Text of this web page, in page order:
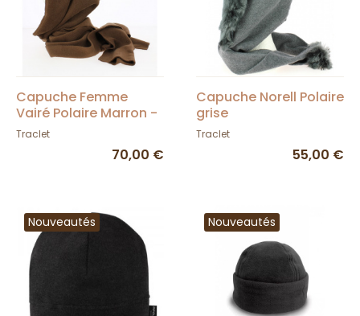
Capuche Femme
Vairé Polaire Marron -
Traclet
Traclet
70,00 €
Capuche Norell Polaire
grise
Traclet
55,00 €
Nouveautés Nouveautés